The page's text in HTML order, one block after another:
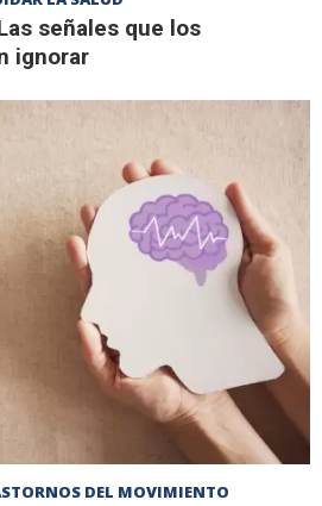
señales que los
ignorar
DEL MOVIMIENTO